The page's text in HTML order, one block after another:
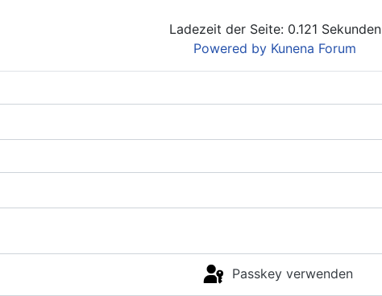
Ladezeit der Seite: 0.121 Sekunden
Powered by Kunena Forum
Passkey verwenden